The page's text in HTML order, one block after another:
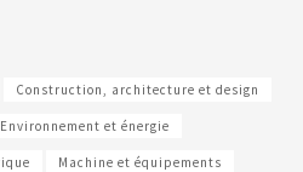
Construction, architecture et design
Environnement et énergie
Machine et équipements